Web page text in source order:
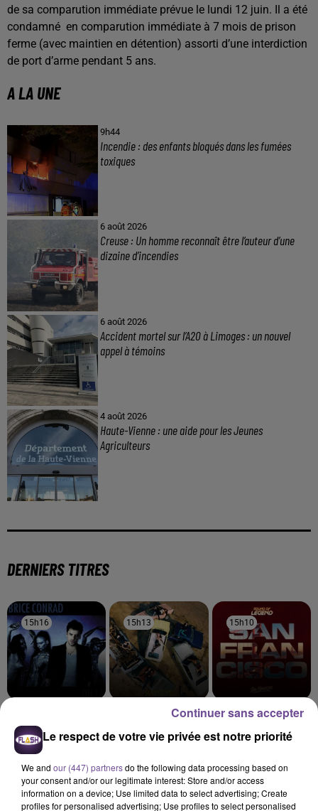
de sa comparution immédiate prévue le lundi 12 juin. Il a été
condamné en comparution immédiate à 7 mois de prison
ferme (avec maintien en détention) assorti d’une interdiction
de port d’arme pendant 5 ans.
A LA UNE
9h44
Incendie : des enfants bloqués dans les fumées
toxiques
6 août 2026
Creuse : Un homme reconnaît être l’auteur d’une
dizaine d’incendies
6 août 2026
Accident mortel sur l’A20 à Limoges : un nouvel
appel à témoins
4 août 2026
Haute-Vienne : une aide pour les Jeunes
Agriculteurs
DERNIERS TITRES
15h16
15h16 15h13
15h13
KATSEYE
15h10
15h10
SOUND OF LEGEND
15h07
15h07
Le respect de votre vie privée est notre priorité
We and our (447) partnersdo the following data processing based on
your consent and/or our legitimate interest: Store and/or access
information on a device; Use limited data to select advertising; Create
profiles for personalised advertising; Use profiles to select personalised
Continuer sans accepter